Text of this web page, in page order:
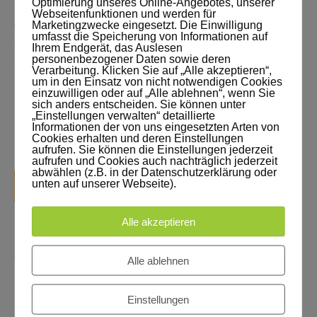
haben eine hohe Verantwortung Manche werden
dieser Verantwortung nicht gerecht. Dann kann
schnell etwas im Kind zerbrochen werden. Es gibt
aber auch wunderbare Lehrer und Lehrerinnen. Ich
habe beide kennengelernt. Manches kann man
retten, manches manchmal nicht mehr. 1.
Speedolino Junior - (dieses [...]Weiterlesen
APR.2024
30
6.EPISODEDERRABE&#8211;DIE
Webseitenfunktionen und werden für
Marketingzwecke eingesetzt. Die Einwilligung
umfasst die Speicherung von Informationen auf
Ihrem Endgerät, das Auslesen
personenbezogener Daten sowie deren
Verarbeitung. Klicken Sie auf „Alle akzeptieren“,
um in den Einsatz von nicht notwendigen Cookies
einzuwilligen oder auf „Alle ablehnen“, wenn Sie
sich anders entscheiden. Sie können unter
„Einstellungen verwalten“ detaillierte
Informationen der von uns eingesetzten Arten von
Cookies erhalten und deren Einstellungen
aufrufen. Sie können die Einstellungen jederzeit
aufrufen und Cookies auch nachträglich jederzeit
abwählen (z.B. in der Datenschutzerklärung oder
unten auf unserer Webseite).
Alle akzeptieren
Alle ablehnen
Einstellungen